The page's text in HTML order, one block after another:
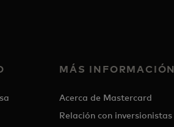
MÁS INFORMACIÓN
Acerca de Mastercard
Relación con inversionistas